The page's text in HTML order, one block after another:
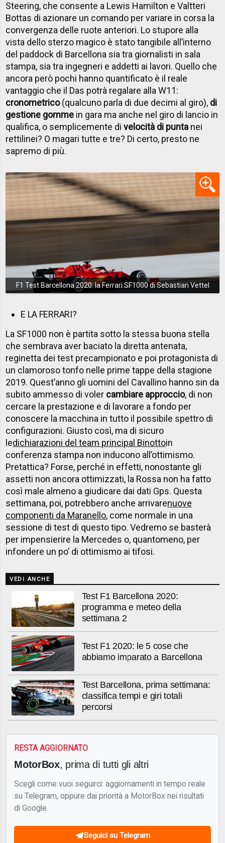
Steering, che consente a Lewis Hamilton e Valtteri
Bottas di azionare un comando per variare in corsa la
convergenza delle ruote anteriori. Lo stupore alla
vista dello sterzo magico è stato tangibile all’interno
del paddock di Barcellona sia tra giornalisti in sala
stampa, sia tra ingegneri e addetti ai lavori. Quello che
ancora però pochi hanno quantificato è il reale
vantaggio che il Das potrà regalare alla W11:
cronometrico(qualcuno parla di due decimi al giro), di
gestione gomme in gara ma anche nel giro di lancio in
qualifica, o semplicemente divelocità di punta nei
rettilinei? O magari tutte e tre? Di certo, presto ne
sapremo di più.
F1 Test Barcellona 2020: la Ferrari SF1000 di Sebastian Vettel
E LA FERRARI?
La SF1000 non è partita sotto la stessa buona stella
che sembrava aver baciato la diretta antenata,
reginetta dei test precampionato e poi protagonista di
un clamoroso tonfo nelle prime tappe della stagione
2019. Quest’anno gli uomini del Cavallino hanno sin da
subito ammesso di voler cambiare approccio, di non
cercare la prestazione e di lavorare a fondo per
conoscere la macchina in tutto il possibile spettro di
configurazioni. Giusto così, ma di sicuro
ledichiarazioni del team principal Binottoin
conferenza stampa non inducono all’ottimismo.
Pretattica? Forse, perché in effetti, nonostante gli
assetti non ancora ottimizzati, la Rossa non ha fatto
così male almeno a giudicare dai dati Gps. Questa
settimana, poi, potrebbero anche arrivarenuove
componenti da Maranello, come normale in una
sessione di test di questo tipo. Vedremo se basterà
per impensierire la Mercedes o, quantomeno, per
infondere un po’ di ottimismo ai tifosi.
VEDI ANCHE
Test F1 Barcellona 2020:
programma e meteo della
settimana 2
Test F1 2020: le 5 cose che
abbiamo imparato a Barcellona
Test Barcellona, prima settimana:
classifica tempi e giri totali
percorsi
RESTA AGGIORNATO
MotorBox, prima di tutti gli altri
Scegli come vuoi seguirci: aggiornamenti in tempo reale
su Telegram, oppure dai priorità a MotorBox nei risultati
di Google.
Seguici su Telegram